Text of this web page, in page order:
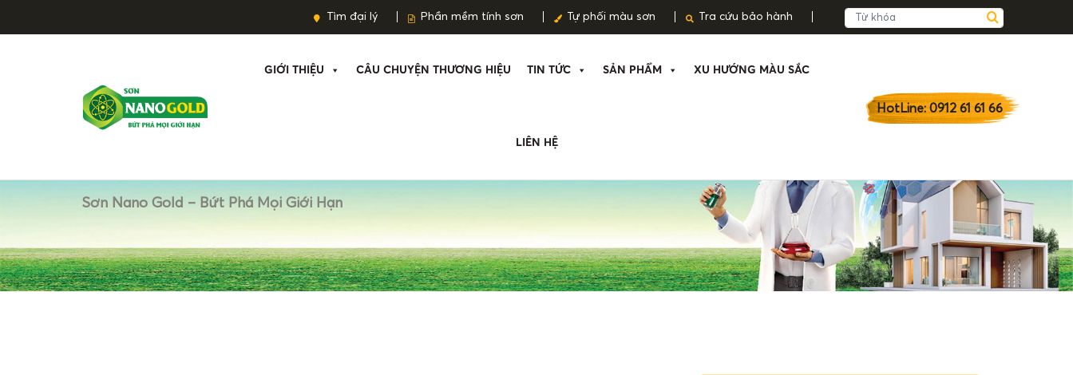
Tìm đại lý Phần mềm tính sơn Tự phối màu sơn Tra cứu bảo hành
GIỚI THIỆU CÂU CHUYỆN THƯƠNG HIỆU TIN TỨC SẢN PHẨM XU HƯỚNG MÀU SẮC
LIÊN HỆ
HotLine: 0912 61 61 66
Sơn Nano Gold – Bứt Phá Mọi Giới Hạn